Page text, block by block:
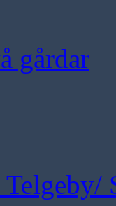
gårdar
Telgeby/